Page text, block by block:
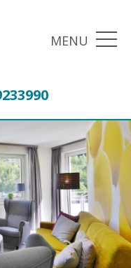
MENU